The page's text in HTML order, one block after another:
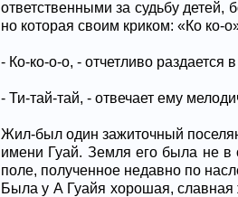
ответственными за судьбу детей,
но которая своим криком: «Ко ко-
- Ко-ко-о-о, - отчетливо раздается
- Ти-тай-тай, - отвечает ему
Жил-был один зажиточный
имени Гуай. Земля его была не в
поле, полученное недавно по
Была у А Гуайя хорошая,